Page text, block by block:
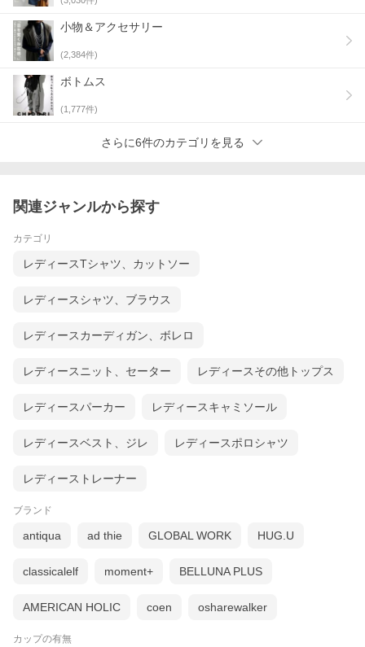
小物＆アクセサリー
(2,384件)
ボトムス
(1,777件)
さらに6件のカテゴリを見る
関連ジャンルから探す
カテゴリ
レディースTシャツ、カットソー
レディースシャツ、ブラウス
レディースカーディガン、ボレロ
レディースニット、セーター レディースその他トップス
レディースパーカー レディースキャミソール
レディースベスト、ジレ レディースポロシャツ
レディーストレーナー
ブランド
antiqua ad thie GLOBAL WORK HUG.U
classicalelf moment+ BELLUNA PLUS
AMERICAN HOLIC coen osharewalker
カップの有無